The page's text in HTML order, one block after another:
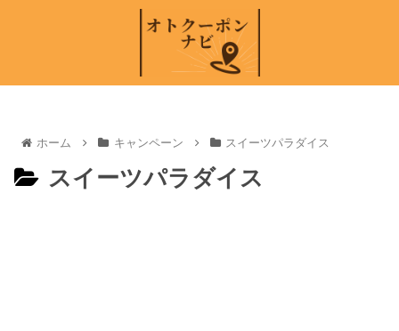
ホーム キャンペーン スイーツパラダイス
スイーツパラダイス